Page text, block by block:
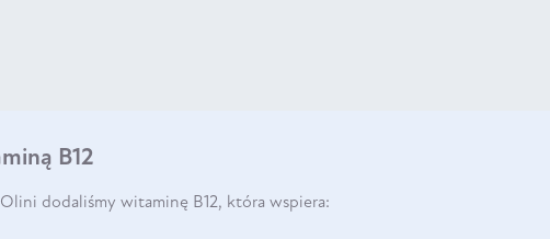
B12
dodaliśmy witaminę B12, która wspiera: